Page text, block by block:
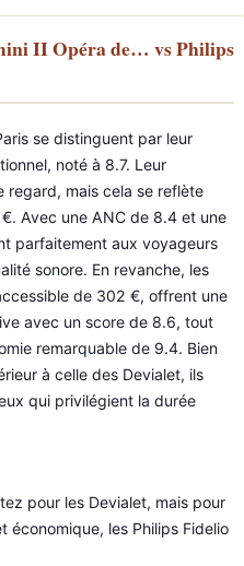
II Opéra de… vs Philips
se distinguent par leur
noté à 8.7. Leur
regard, mais cela se reflète
Avec une ANC de 8.4 et une
parfaitement aux voyageurs
sonore. En revanche, les
de 302 €, offrent une
avec un score de 8.6, tout
remarquable de 9.4. Bien
à celle des Devialet, ils
qui privilégient la durée
pour les Devialet, mais pour
économique, les Philips Fidelio